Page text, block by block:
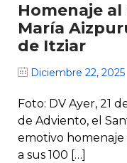
Homenaje
María
de Itziar
Diciembre 22, 2025
Foto: DV Ayer, 21
de Adviento, el
emotivo homenaje
a sus 100 […]